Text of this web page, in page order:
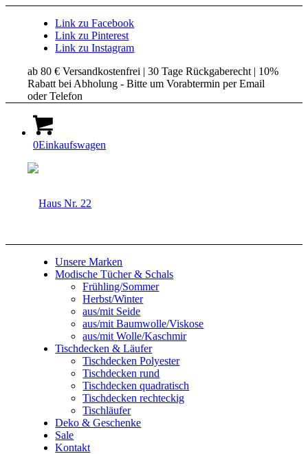
Link zu Facebook
Link zu Pinterest
Link zu Instagram
ab 80 € Versandkostenfrei | 30 Tage Rückgaberecht | 10%
Rabatt bei Abholung - Bitte um Vorabtermin per Email
oder Telefon
0Einkaufswagen
Unsere Marken
Modische Tücher & Schals
Frühling/Sommer
Herbst/Winter
aus/mit Seide
aus/mit Baumwolle/Viskose
aus/mit Wolle/Kaschmir
Tischdecken & Läufer
Tischdecken Polyester
Tischdecken rund
Tischdecken quadratisch
Tischdecken rechteckig
Tischläufer
Deko & Geschenke
Sale
Kontakt